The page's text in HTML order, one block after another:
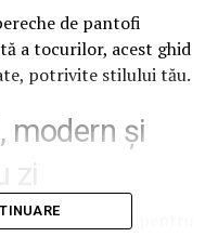
de pantofi
a tocurilor, acest ghid
potrivite stilului tău.
modern și
zi
, cei mai populari pentru